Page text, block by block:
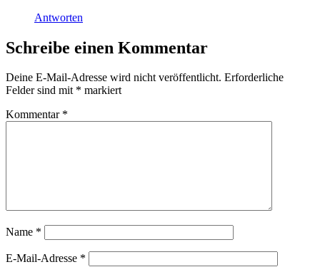
Antworten
Schreibe einen Kommentar
Deine E-Mail-Adresse wird nicht veröffentlicht. Erforderliche
Felder sind mit * markiert
Kommentar *
Name *
E-Mail-Adresse *